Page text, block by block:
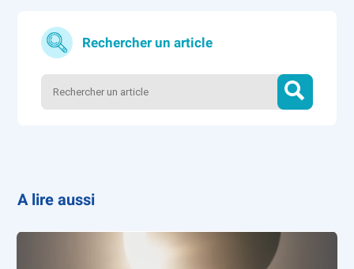
Rechercher un article
A lire aussi